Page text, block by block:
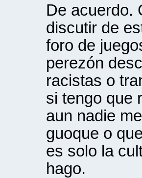
De acuerdo.
discutir de
foro de
perezón
racistas o
si tengo que
aun nadie
guoque o
es solo la
hago.